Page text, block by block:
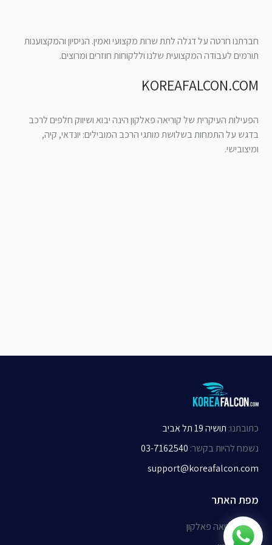
חברתנו חרטה על דגלה לתת שרות מקצועי ואמין. הניסיון והמקצוענות
תורמים לעבודה המקצועית שלנו וללקוחות חוזרים ומרוצים.
KOREAFALCON.COM
הפעילות העיקרית של קוריאה פאלקון הינה יבוא ושיווק חלפים לרכב
בדגש על התמחות בשלושת מותגי הרכב המובילים: יונדאי, קיה,
ומיצובישי.
מפת האתר
אודות קוריאה פאלקון
תושיה 19 תל אביב :כתובתנו
03-7162540 :נשמח להיות בקשר
support@koreafalcon.com